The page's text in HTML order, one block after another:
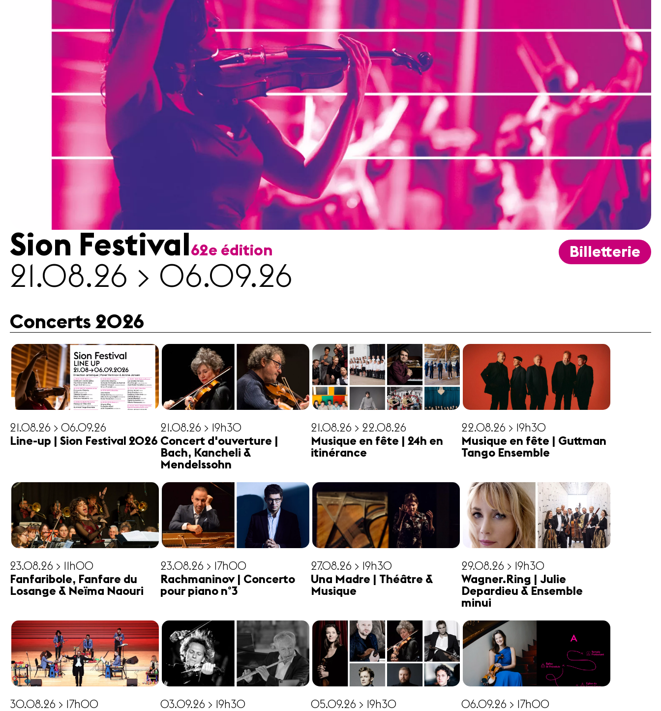
Revue
de
A propos
Mentions
Contact
Sion Festival 62e édition
21.08.26 > 06.09.26
Billetterie
Concerts 2026
21.08.26 > 06.09.26
Line-up | Sion Festival 2026
21.08.26 > 19h30
Concert d'ouverture |
Bach, Kancheli &
Mendelssohn
21.08.26 > 22.08.26
Musique en fête | 24h en
itinérance
22.08.26 > 19h30
Musique en fête | Guttman
Tango Ensemble
23.08.26 > 11h00
Fanfaribole, Fanfare du
Losange & Neïma Naouri
23.08.26 > 17h00
Rachmaninov | Concerto
pour piano n°3
27.08.26 > 19h30
Una Madre | Théâtre &
Musique
29.08.26 > 19h30
Wagner.Ring | Julie
Depardieu & Ensemble
minui
30.08.26 > 17h00 03.09.26 > 19h30 05.09.26 > 19h30 06.09.26 > 17h00